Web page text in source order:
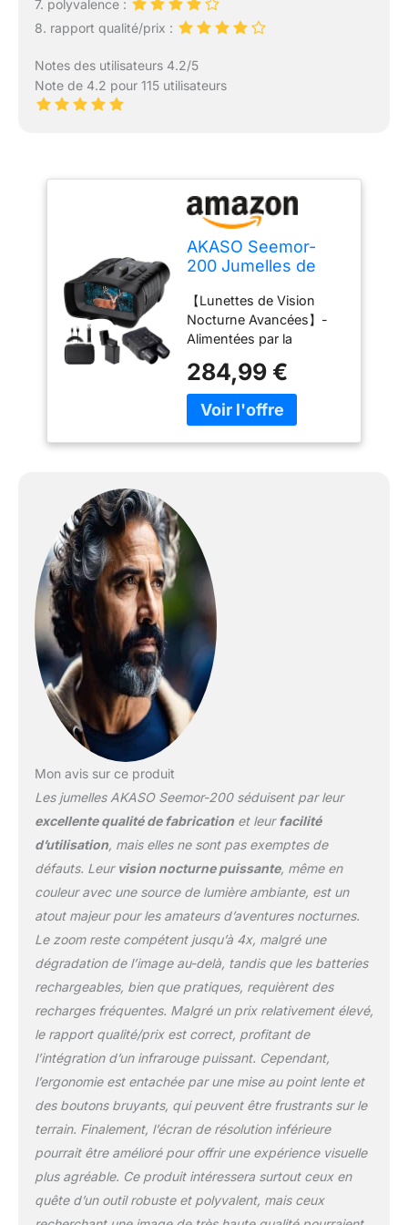
7. polyvalence :
8. rapport qualité/prix :
Notes des utilisateurs 4.2/5
Note de 4.2 pour 115 utilisateurs
AKASO Seemor-
200 Jumelles de
Infrarouge Vision
de 1000M
【Lunettes de Vision
Nocturne Avancées】-
Alimentées par la
révolutionnaire AI-ISP,
Seemor améliore
considérablement la
perte, même dans des
conditions de très faible
luminosité. Seemor
reproduit les couleurs
avec une précision de 99
%, ce qui en fait un outil
révolutionnaire dans des
conditions de faible
luminosité. 【Vision
Claire de 3280 Pieds et
Zoom Numérique 16X】-
pivoter le barillet pour
capturer des images
avec un zoom
numérique 16x, de
quelques centimètres à
3280 pieds. Que vous
soyez en camping ou
que vous observiez la
faune, vous verrez tous
les détails, même dans
les conditions les plus
sombres. 【Qualité
d'Image 4K Ultra HD】-
Redéfinissez la clarté
avec le NVG AKASO
Seemor-200. Faites
l'expérience d'une
ultra HD avec une qualité
d'image 4K de nouvelle
génération, qui vous
permet de distinguer
284,99 €
Mon avis sur ce produit
Les jumelles AKASO Seemor-200 séduisent par leur
excellente qualité de fabricationet leurfacilité
d’utilisation, mais elles ne sont pas exemptes de
défauts. Leur vision nocturne puissante, même en
couleur avec une source de lumière ambiante, est un
atout majeur pour les amateurs d’aventures nocturnes.
Le zoom reste compétent jusqu’à 4x, malgré une
dégradation de l’image au-delà, tandis que les batteries
rechargeables, bien que pratiques, requièrent des
recharges fréquentes. Malgré un prix relativement élevé,
le rapport qualité/prix est correct, profitant de
l’intégration d’un infrarouge puissant. Cependant,
l’ergonomie est entachée par une mise au point lente et
des boutons bruyants, qui peuvent être frustrants sur le
terrain. Finalement, l’écran de résolution inférieure
pourrait être amélioré pour offrir une expérience visuelle
plus agréable. Ce produit intéressera surtout ceux en
quête d’un outil robuste et polyvalent, mais ceux